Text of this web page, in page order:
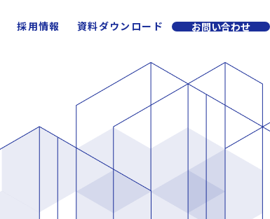
採用情報 資料ダウンロード お問い合わせ